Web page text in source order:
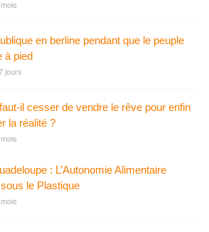
en berline pendant que le peuple
à pied
jours
il cesser de vendre le rêve pour enfin
la réalité ?
: L’Autonomie Alimentaire
le Plastique